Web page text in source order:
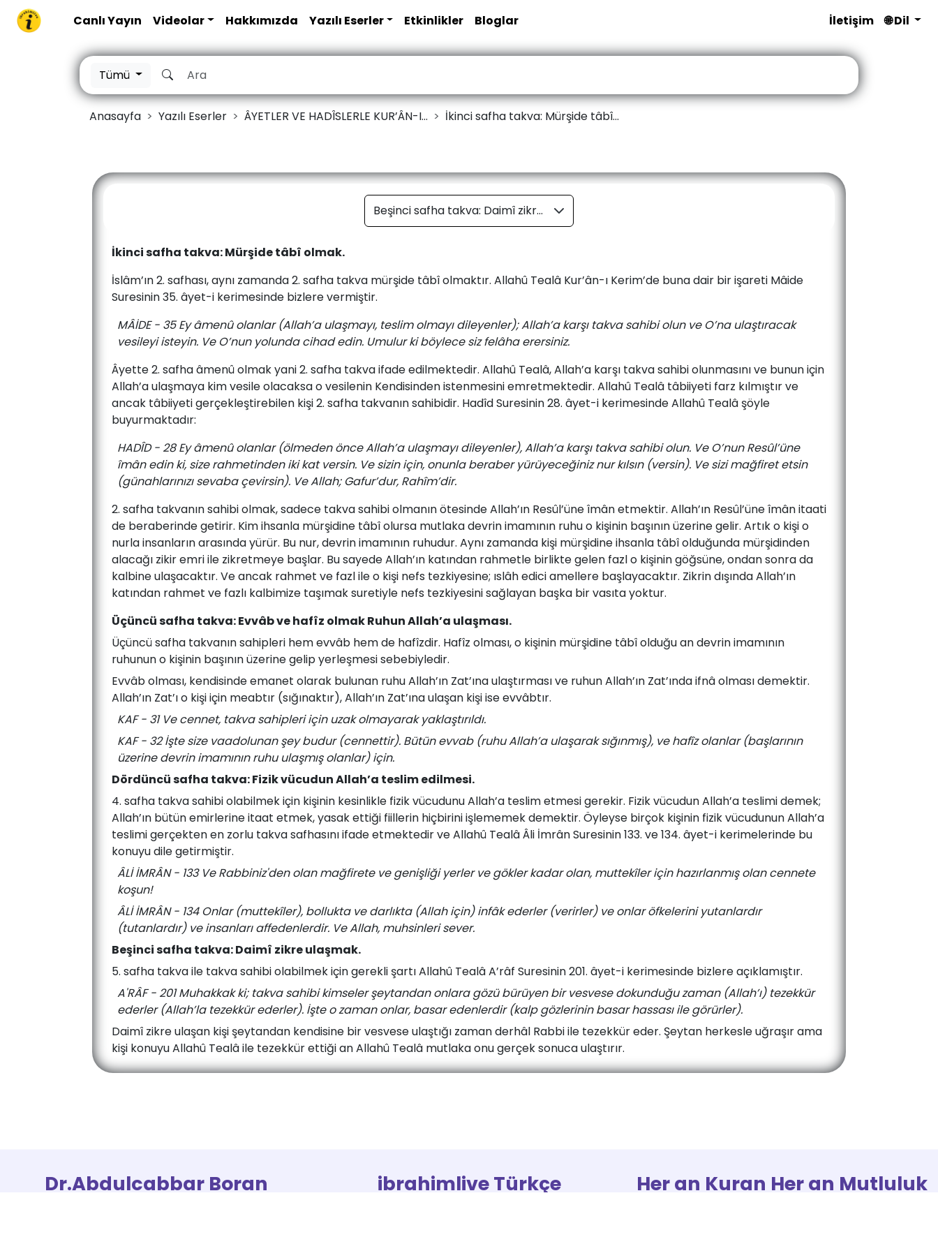
Canlı Yayın Videolar Hakkımızda Yazılı Eserler Etkinlikler Bloglar İletişim 🌐 Dil
Tümü
Anasayfa Yazılı Eserler ÂYETLER VE HADÎSLERLE KUR’ÂN-I... İkinci safha takva: Mürşide tâbî...
Beşinci safha takva: Daimî zikre ulaşmak.
İkinci safha takva: Mürşide tâbî olmak.
İslâm’ın 2. safhası, aynı zamanda 2. safha takva mürşide tâbî olmaktır. Allahû Tealâ Kur’ân-ı Kerim’de buna dair bir işareti Mâide
Suresinin 35. âyet-i kerimesinde bizlere vermiştir.
MÂİDE - 35 Ey âmenû olanlar (Allah’a ulaşmayı, teslim olmayı dileyenler); Allah’a karşı takva sahibi olun ve O’na ulaştıracak
vesileyi isteyin. Ve O’nun yolunda cihad edin. Umulur ki böylece siz felâha erersiniz.
Âyette 2. safha âmenû olmak yani 2. safha takva ifade edilmektedir. Allahû Tealâ, Allah’a karşı takva sahibi olunmasını ve bunun için
Allah’a ulaşmaya kim vesile olacaksa o vesilenin Kendisinden istenmesini emretmektedir. Allahû Tealâ tâbiiyeti farz kılmıştır ve
ancak tâbiiyeti gerçekleştirebilen kişi 2. safha takvanın sahibidir. Hadîd Suresinin 28. âyet-i kerimesinde Allahû Tealâ şöyle
buyurmaktadır:
HADÎD - 28 Ey âmenû olanlar (ölmeden önce Allah’a ulaşmayı dileyenler), Allah’a karşı takva sahibi olun. Ve O’nun Resûl’üne
îmân edin ki, size rahmetinden iki kat versin. Ve sizin için, onunla beraber yürüyeceğiniz nur kılsın (versin). Ve sizi mağfiret etsin
(günahlarınızı sevaba çevirsin). Ve Allah; Gafur’dur, Rahîm’dir.
2. safha takvanın sahibi olmak, sadece takva sahibi olmanın ötesinde Allah’ın Resûl’üne îmân etmektir. Allah’ın Resûl’üne îmân itaati
de beraberinde getirir. Kim ihsanla mürşidine tâbî olursa mutlaka devrin imamının ruhu o kişinin başının üzerine gelir. Artık o kişi o
nurla insanların arasında yürür. Bu nur, devrin imamının ruhudur. Aynı zamanda kişi mürşidine ihsanla tâbî olduğunda mürşidinden
alacağı zikir emri ile zikretmeye başlar. Bu sayede Allah’ın katından rahmetle birlikte gelen fazl o kişinin göğsüne, ondan sonra da
kalbine ulaşacaktır. Ve ancak rahmet ve fazl ile o kişi nefs tezkiyesine; ıslâh edici amellere başlayacaktır. Zikrin dışında Allah’ın
katından rahmet ve fazlı kalbimize taşımak suretiyle nefs tezkiyesini sağlayan başka bir vasıta yoktur.
Üçüncü safha takva: Evvâb ve hafîz olmak Ruhun Allah’a ulaşması.
Üçüncü safha takvanın sahipleri hem evvâb hem de hafîzdir. Hafîz olması, o kişinin mürşidine tâbî olduğu an devrin imamının
ruhunun o kişinin başının üzerine gelip yerleşmesi sebebiyledir.
Evvâb olması, kendisinde emanet olarak bulunan ruhu Allah’ın Zat’ına ulaştırması ve ruhun Allah’ın Zat’ında ifnâ olması demektir.
Allah’ın Zat’ı o kişi için meabtır (sığınaktır), Allah’ın Zat’ına ulaşan kişi ise evvâbtır.
KAF - 31 Ve cennet, takva sahipleri için uzak olmayarak yaklaştırıldı.
KAF - 32 İşte size vaadolunan şey budur (cennettir). Bütün evvab (ruhu Allah’a ulaşarak sığınmış), ve hafîz olanlar (başlarının
üzerine devrin imamının ruhu ulaşmış olanlar) için.
Dördüncü safha takva: Fizik vücudun Allah’a teslim edilmesi.
4. safha takva sahibi olabilmek için kişinin kesinlikle fizik vücudunu Allah’a teslim etmesi gerekir. Fizik vücudun Allah’a teslimi demek;
Allah’ın bütün emirlerine itaat etmek, yasak ettiği fiillerin hiçbirini işlememek demektir. Öyleyse birçok kişinin fizik vücudunun Allah’a
teslimi gerçekten en zorlu takva safhasını ifade etmektedir ve Allahû Tealâ Âli İmrân Suresinin 133. ve 134. âyet-i kerimelerinde bu
konuyu dile getirmiştir.
ÂLİ İMRÂN - 133 Ve Rabbiniz'den olan mağfirete ve genişliği yerler ve gökler kadar olan, muttekîler için hazırlanmış olan cennete
koşun!
ÂLİ İMRÂN - 134 Onlar (muttekîler), bollukta ve darlıkta (Allah için) infâk ederler (verirler) ve onlar öfkelerini yutanlardır
(tutanlardır) ve insanları affedenlerdir. Ve Allah, muhsinleri sever.
Beşinci safha takva: Daimî zikre ulaşmak.
5. safha takva ile takva sahibi olabilmek için gerekli şartı Allahû Tealâ A’râf Suresinin 201. âyet-i kerimesinde bizlere açıklamıştır.
A'RÂF - 201 Muhakkak ki; takva sahibi kimseler şeytandan onlara gözü bürüyen bir vesvese dokunduğu zaman (Allah’ı) tezekkür
ederler (Allah’la tezekkür ederler). İşte o zaman onlar, basar edenlerdir (kalp gözlerinin basar hassası ile görürler).
Daimî zikre ulaşan kişi şeytandan kendisine bir vesvese ulaştığı zaman derhâl Rabbi ile tezekkür eder. Şeytan herkesle uğraşır ama
kişi konuyu Allahû Tealâ ile tezekkür ettiği an Allahû Tealâ mutlaka onu gerçek sonuca ulaştırır.
Dr.Abdulcabbar Boran ibrahimlive Türkçe Her an Kuran Her an Mutluluk